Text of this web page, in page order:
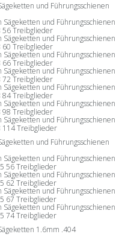
und Führungsschienen
Sägeketten und Führungsschienen
56 Treibglieder
Sägeketten und Führungsschienen
60 Treibglieder
Sägeketten und Führungsschienen
66 Treibglieder
Sägeketten und Führungsschienen
72 Treibglieder
Sägeketten und Führungsschienen
84 Treibglieder
Sägeketten und Führungsschienen
98 Treibglieder
Sägeketten und Führungsschienen
114 Treibglieder
und Führungsschienen
Sägeketten und Führungsschienen
56 Treibglieder
Sägeketten und Führungsschienen
62 Treibglieder
Sägeketten und Führungsschienen
67 Treibglieder
Sägeketten und Führungsschienen
74 Treibglieder
1.6mm .404